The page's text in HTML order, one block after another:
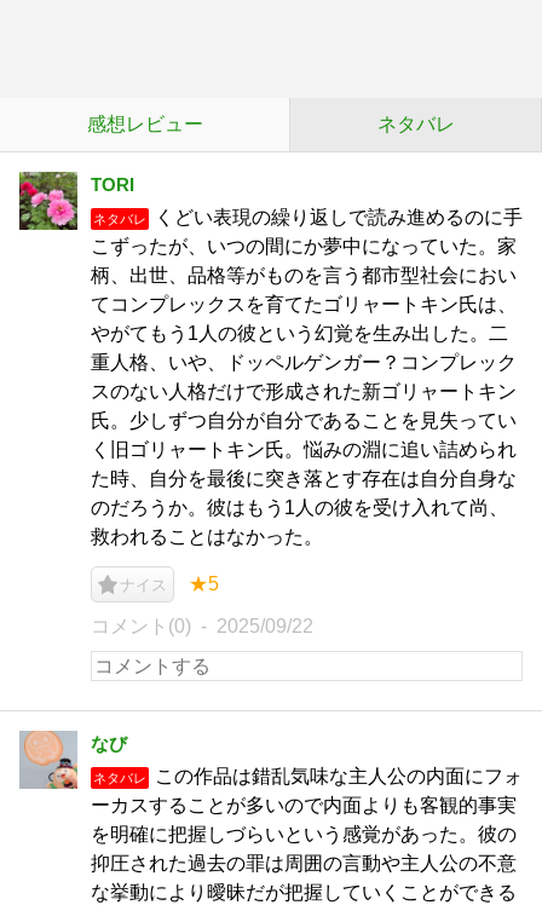
感想レビュー ネタバレ
TORI
ネタバレ
くどい表現の繰り返しで読み進めるのに手
こずったが、いつの間にか夢中になっていた。家
柄、出世、品格等がものを言う都市型社会におい
てコンプレックスを育てたゴリャートキン氏は、
やがてもう1人の彼という幻覚を生み出した。二
重人格、いや、ドッペルゲンガー？コンプレック
スのない人格だけで形成された新ゴリャートキン
氏。少しずつ自分が自分であることを見失ってい
く旧ゴリャートキン氏。悩みの淵に追い詰められ
た時、自分を最後に突き落とす存在は自分自身な
のだろうか。彼はもう1人の彼を受け入れて尚、
救われることはなかった。
ナイス ★5
コメント(0) 2025/09/22
なび
ネタバレ
この作品は錯乱気味な主人公の内面にフォ
ーカスすることが多いので内面よりも客観的事実
を明確に把握しづらいという感覚があった。彼の
抑圧された過去の罪は周囲の言動や主人公の不意
な挙動により曖昧だが把握していくことができる